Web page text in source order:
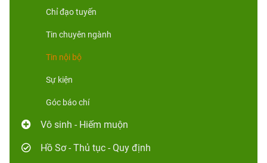
Chỉ đạo tuyến
Tin chuyên ngành
Tin nội bộ
Sự kiện
Góc báo chí
Vô sinh - Hiếm muộn
Hồ Sơ - Thủ tục - Quy định